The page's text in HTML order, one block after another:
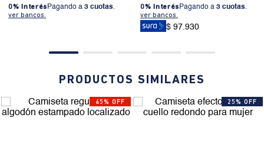
0% Interés Pagando a 3 cuotas.
ver bancos.
0% Interés Pagando a 3 cuotas.
ver bancos.
$ 97.930
PRODUCTOS SIMILARES
45% OFF 25% OFF